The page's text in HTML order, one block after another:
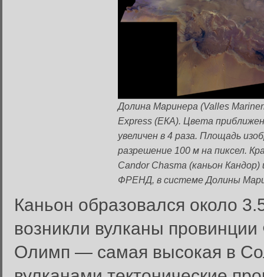
Долина Маринера (Valles
Express (ЕКА). Цвета
увеличен в 4 раза. Площадь
разрешение 100 м на пиксел.
Candor Chasma (каньон
ФРЕНД, в системе Долины
Каньон образовался около
возникли вулканы
Олимп — самая высокая в